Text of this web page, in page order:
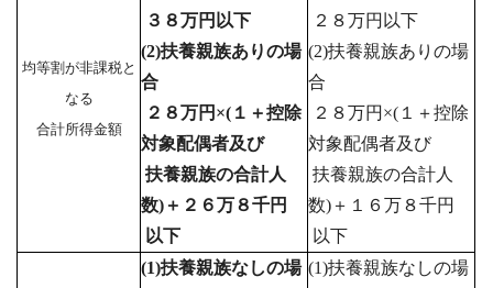
均等割が非課税と
なる
合計所得金額
３８万円以下
(2)扶養親族ありの場
合
２８万円×(１＋控除
対象配偶者及び
扶養親族の合計人
数)＋２６万８千円
以下
２８万円以下
(2)扶養親族ありの場
合
２８万円×(１＋控除
対象配偶者及び
扶養親族の合計人
数)＋１６万８千円
以下
(1)扶養親族なしの場 (1)扶養親族なしの場